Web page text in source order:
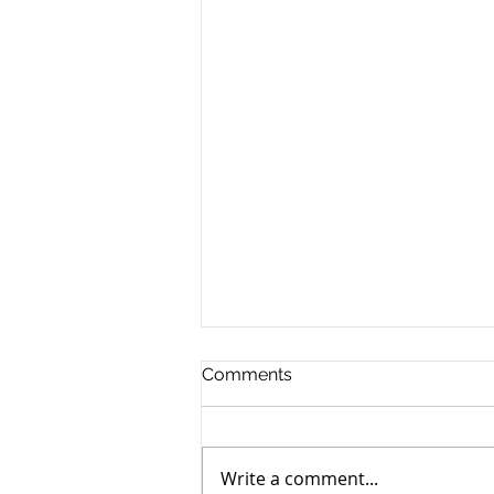
USCIS final rule on the
"public charge"
inadmissibility
利后有可能无法申请绿卡，一时间
Comments
Write a comment...